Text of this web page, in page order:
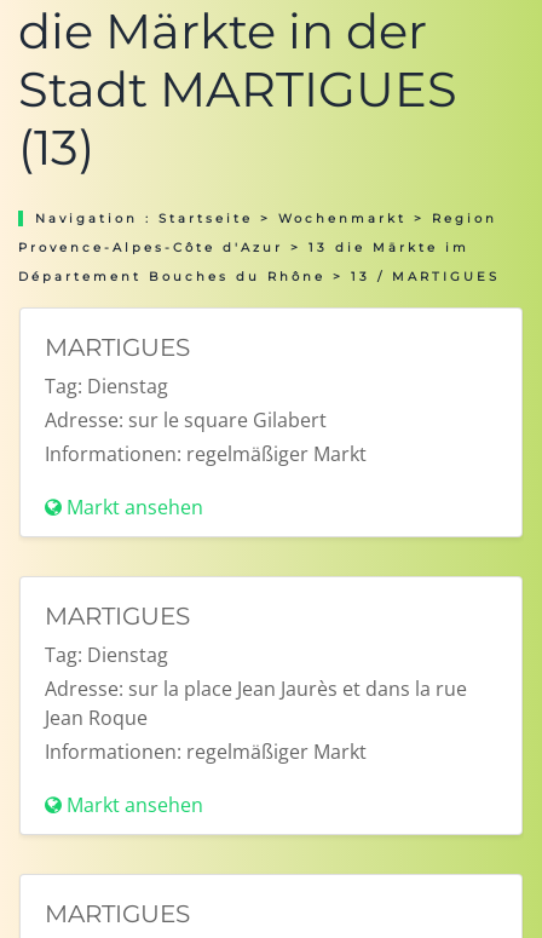
die Märkte in der
Stadt MARTIGUES
(13)
Navigation : Startseite > Wochenmarkt > Region
Provence-Alpes-Côte d'Azur
> 13 die Märkte im
Département Bouches du Rhône
> 13 / MARTIGUES
MARTIGUES
Tag: Dienstag
Adresse: sur le square Gilabert
Informationen: regelmäßiger Markt
Markt ansehen
MARTIGUES
Tag: Dienstag
Adresse: sur la place Jean Jaurès et dans la rue
Jean Roque
Informationen: regelmäßiger Markt
Markt ansehen
MARTIGUES